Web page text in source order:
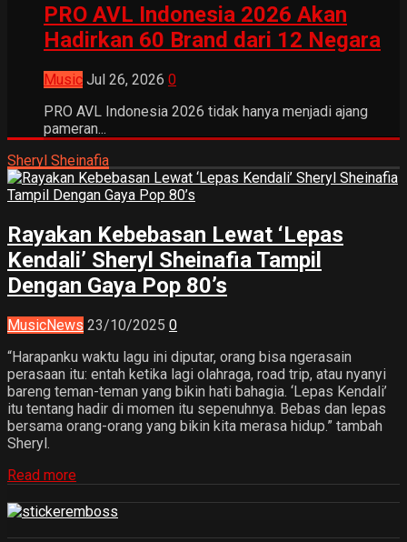
PRO AVL Indonesia 2026 Akan
Hadirkan 60 Brand dari 12 Negara
Music Jul 26, 2026 0
PRO AVL Indonesia 2026 tidak hanya menjadi ajang
pameran...
Sheryl Sheinafia
Rayakan Kebebasan Lewat ‘Lepas
Kendali’ Sheryl Sheinafia Tampil
Dengan Gaya Pop 80’s
MusicNews 23/10/2025 0
“Harapanku waktu lagu ini diputar, orang bisa ngerasain
perasaan itu: entah ketika lagi olahraga, road trip, atau nyanyi
bareng teman-teman yang bikin hati bahagia. ‘Lepas Kendali’
itu tentang hadir di momen itu sepenuhnya. Bebas dan lepas
bersama orang-orang yang bikin kita merasa hidup.” tambah
Sheryl.
Read more